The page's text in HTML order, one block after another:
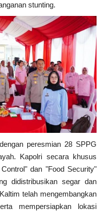
stunting.
peresmian 28 SPPG
Kapolri secara khusus
dan "Food Security"
didistribusikan segar dan
telah mengembangkan
mempersiapkan lokasi